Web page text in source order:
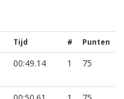
Tijd # Punten
00:49.14 1 75